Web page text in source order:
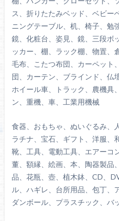
ス、折りたたみベッド、ベビー
ニングテーブル、机、椅子、勉
鏡、化粧台、姿見、鏡、三段ボ
ッカー、棚、ラック棚、物置、
毛布、こたつ布団、カーペット
団、カーテン、ブラインド、仏
ホイール車、トラック、農機具
ン、重機、車、工業用機械
食器、おもちゃ、ぬいぐるみ、
ラチナ、宝石、ギフト、洋服、
靴、工具、電動工具、エアーコ
董、額縁、絵画、本、陶器製品
品、花瓶、壺、植木鉢、CD、
ル、ハギレ、台所用品、包丁、
ダンボール、プラスチック、バ